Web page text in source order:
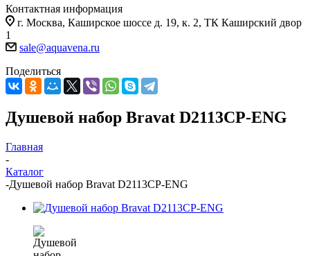
Контактная информация
г. Москва, Каширское шоссе д. 19, к. 2, ТК Каширский двор
1
sale@aquavena.ru
Поделиться
Душевой набор Bravat D2113CP-ENG
Главная
-
Каталог
-Душевой набор Bravat D2113CP-ENG